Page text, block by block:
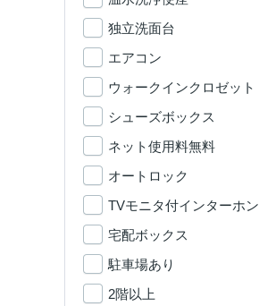
独立洗面台
エアコン
ウォークインクロゼット
シューズボックス
ネット使用料無料
オートロック
TVモニタ付インターホン
宅配ボックス
駐車場あり
2階以上